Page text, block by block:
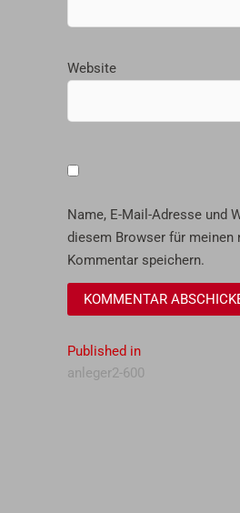
Website
Name, E-Mail-Adresse und
diesem Browser für meinen
Kommentar speichern.
Published in
anleger2-600